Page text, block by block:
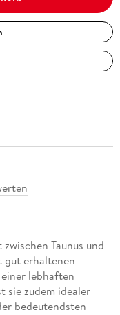
Taunus und
gut erhaltenen
lebhaften
sie zudem idealer
bedeutendsten